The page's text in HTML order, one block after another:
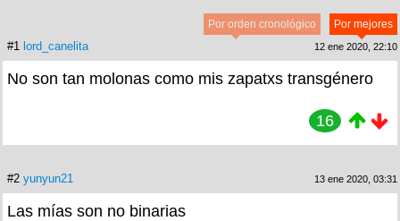
Por mejores
Por orden cronológico
#1 lord_canelita 12 ene 2020, 22:10
No son tan molonas como mis zapatxs transgénero
16
#2 yunyun21 13 ene 2020, 03:31
Las mías son no binarias